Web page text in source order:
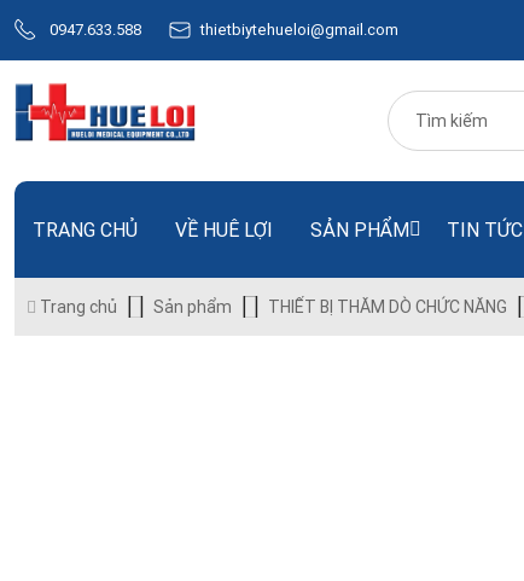
0947.633.588 thietbiytehueloi@gmail.com
TRANG CHỦ VỀ HUÊ LỢI SẢN PHẨM TIN TỨC
Trang chủ Sản phẩm THIẾT BỊ THĂM DÒ CHỨC NĂNG